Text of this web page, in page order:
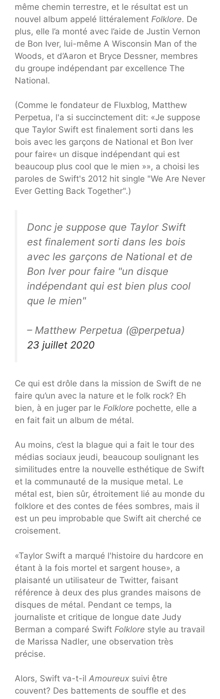
même chemin terrestre, et le résultat est un
nouvel album appelé littéralement Folklore. De
plus, elle l’a monté avec l’aide de Justin Vernon
de Bon Iver, lui-même A Wisconsin Man of the
Woods, et d’Aaron et Bryce Dessner, membres
du groupe indépendant par excellence The
National.
(Comme le fondateur de Fluxblog, Matthew
Perpetua, l'a si succinctement dit: «Je suppose
que Taylor Swift est finalement sorti dans les
bois avec les garçons de National et Bon Iver
pour faire« un disque indépendant qui est
beaucoup plus cool que le mien »», a choisi les
paroles de Swift's 2012 hit single "We Are Never
Ever Getting Back Together".)
Donc je suppose que Taylor Swift
est finalement sorti dans les bois
avec les garçons de National et de
Bon Iver pour faire "un disque
indépendant qui est bien plus cool
que le mien"
– Matthew Perpetua (@perpetua)
23 juillet 2020
Ce qui est drôle dans la mission de Swift de ne
faire qu’un avec la nature et le folk rock? Eh
bien, à en juger par le Folklore pochette, elle a
en fait fait un album de métal.
Au moins, c’est la blague qui a fait le tour des
médias sociaux jeudi, beaucoup soulignant les
similitudes entre la nouvelle esthétique de Swift
et la communauté de la musique metal. Le
métal est, bien sûr, étroitement lié au monde du
folklore et des contes de fées sombres, mais il
est un peu improbable que Swift ait cherché ce
croisement.
«Taylor Swift a marqué l'histoire du hardcore en
étant à la fois mortel et sargent house», a
plaisanté un utilisateur de Twitter, faisant
référence à deux des plus grandes maisons de
disques de métal. Pendant ce temps, la
journaliste et critique de longue date Judy
Berman a comparé Swift Folklore style au travail
de Marissa Nadler, une observation très
précise.
Alors, Swift va-t-il Amoureux suivi être
couvent? Des battements de souffle et des